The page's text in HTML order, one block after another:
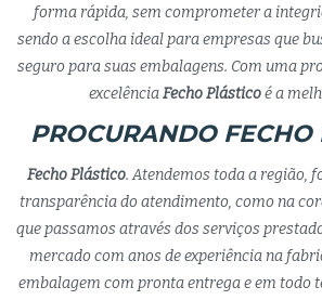
forma rápida, sem comprometer a
sendo a escolha ideal para empresas que
seguro para suas embalagens. Com uma
excelênciaFecho Plásticoé a
PROCURANDO FECHO
Fecho Plástico. Atendemos toda a região,
transparência do atendimento, como na
que passamos através dos serviços
mercado com anos de experiência na
embalagem com pronta entrega e em todo